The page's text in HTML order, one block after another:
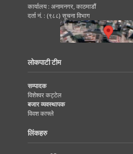
कार्यालय : अनामनगर, काठमाडाैं
दर्ता नं. : (९८८) सूचना विभाग
लोकपाटी टीम
सम्पादक
विशेश्वर कट्टेल
बजार व्यवस्थापक
विवश काफ्ले
लिंकहरु